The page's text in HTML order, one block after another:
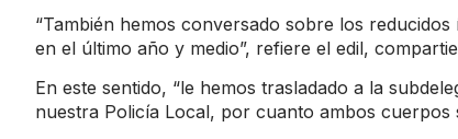
“También hemos conversado sobre los
en el último año y medio”, refiere el edil,
En este sentido, “le hemos trasladado a la
nuestra Policía Local, por cuanto ambos cuerpos